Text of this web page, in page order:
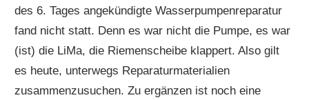
des 6. Tages angekündigte Wasserpumpenreparatur
fand nicht statt. Denn es war nicht die Pumpe, es war
(ist) die LiMa, die Riemenscheibe klappert. Also gilt
es heute, unterwegs Reparaturmaterialien
zusammenzusuchen. Zu ergänzen ist noch eine